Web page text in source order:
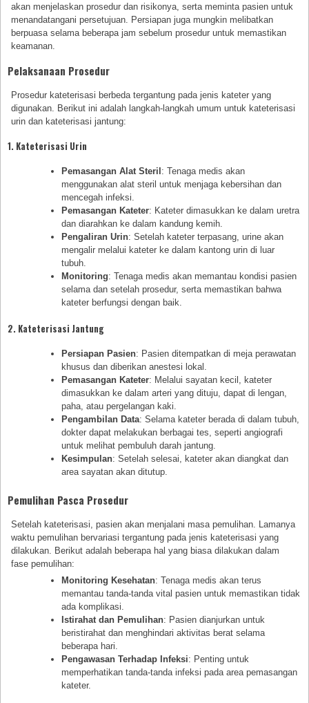
akan menjelaskan prosedur dan risikonya, serta meminta pasien untuk
menandatangani persetujuan. Persiapan juga mungkin melibatkan
berpuasa selama beberapa jam sebelum prosedur untuk memastikan
keamanan.
Pelaksanaan Prosedur
Prosedur kateterisasi berbeda tergantung pada jenis kateter yang
digunakan. Berikut ini adalah langkah-langkah umum untuk kateterisasi
urin dan kateterisasi jantung:
1. Kateterisasi Urin
Pemasangan Alat Steril : Tenaga medis akan
menggunakan alat steril untuk menjaga kebersihan dan
mencegah infeksi.
Pemasangan Kateter: Kateter dimasukkan ke dalam uretra
dan diarahkan ke dalam kandung kemih.
Pengaliran Urin: Setelah kateter terpasang, urine akan
mengalir melalui kateter ke dalam kantong urin di luar
tubuh.
Monitoring: Tenaga medis akan memantau kondisi pasien
selama dan setelah prosedur, serta memastikan bahwa
kateter berfungsi dengan baik.
2. Kateterisasi Jantung
Persiapan Pasien: Pasien ditempatkan di meja perawatan
khusus dan diberikan anestesi lokal.
Pemasangan Kateter: Melalui sayatan kecil, kateter
dimasukkan ke dalam arteri yang dituju, dapat di lengan,
paha, atau pergelangan kaki.
Pengambilan Data: Selama kateter berada di dalam tubuh,
dokter dapat melakukan berbagai tes, seperti angiografi
untuk melihat pembuluh darah jantung.
Kesimpulan: Setelah selesai, kateter akan diangkat dan
area sayatan akan ditutup.
Pemulihan Pasca Prosedur
Setelah kateterisasi, pasien akan menjalani masa pemulihan. Lamanya
waktu pemulihan bervariasi tergantung pada jenis kateterisasi yang
dilakukan. Berikut adalah beberapa hal yang biasa dilakukan dalam
fase pemulihan:
Monitoring Kesehatan: Tenaga medis akan terus
memantau tanda-tanda vital pasien untuk memastikan tidak
ada komplikasi.
Istirahat dan Pemulihan: Pasien dianjurkan untuk
beristirahat dan menghindari aktivitas berat selama
beberapa hari.
Pengawasan Terhadap Infeksi: Penting untuk
memperhatikan tanda-tanda infeksi pada area pemasangan
kateter.